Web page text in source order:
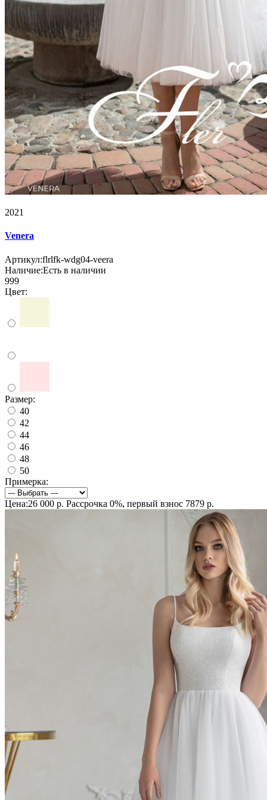
2021
Venera
Артикул:flrlfk-wdg04-veera
Наличие:Есть в наличии
999
Цвет:
Размер:
40
42
44
46
48
50
Примерка:
Цена:26 000 р. Рассрочка 0%, первый взнос 7879 р.